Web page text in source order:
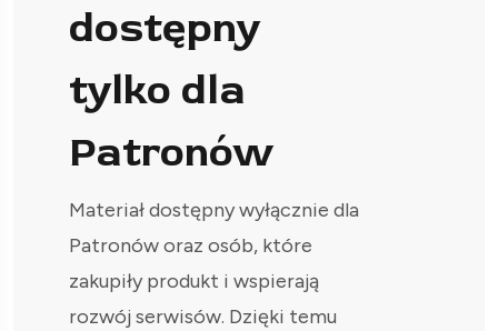
dostępny
tylko dla
Patronów
Materiał dostępny wyłącznie dla
Patronów oraz osób, które
zakupiły produkt i wspierają
rozwój serwisów. Dzięki temu